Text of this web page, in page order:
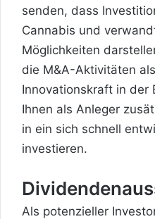
senden, dass
Cannabis und
Möglichkeiten
die M&A-Aktivitäten
Innovationskraft in der
Ihnen als Anleger
in ein sich schnell
investieren.
Als potenzieller